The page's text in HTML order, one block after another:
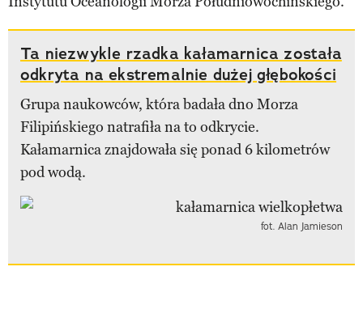
Ta niezwykle rzadka kałamarnica została
odkryta na ekstremalnie dużej głębokości
Grupa naukowców, która badała dno Morza
Filipińskiego natrafiła na to odkrycie.
Kałamarnica znajdowała się ponad 6 kilometrów
pod wodą.
fot. Alan Jamieson